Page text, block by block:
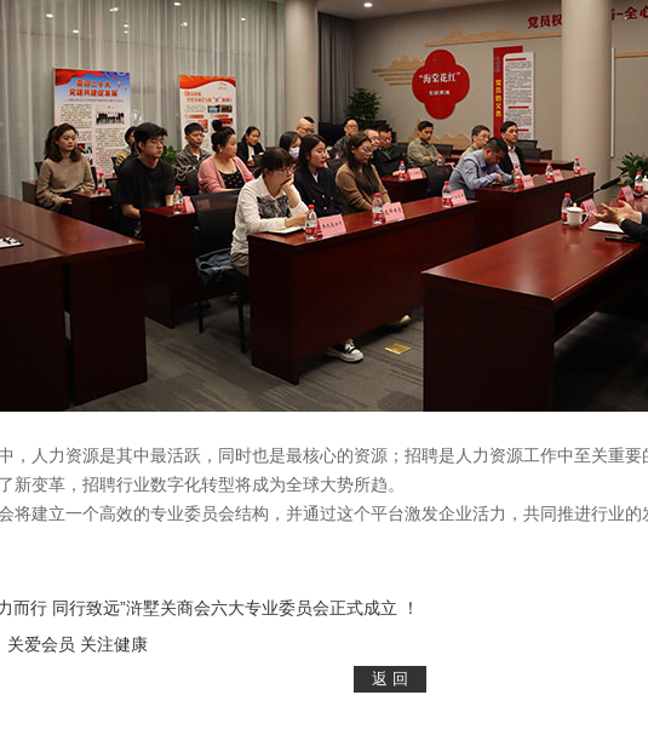
，人力资源是其中最活跃，同时也是最核心的资源；招聘是人力资源工作中至关重
新变革，招聘行业数字化转型将成为全球大势所趋。
将建立一个高效的专业委员会结构，并通过这个平台激发企业活力，共同推进行业的
力而行 同行致远”浒墅关商会六大专业委员会正式成立 ！
关爱会员 关注健康